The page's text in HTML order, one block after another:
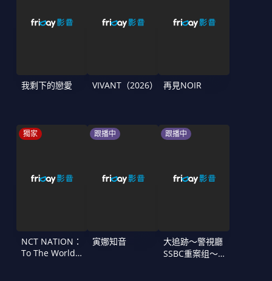
我剩下的戀愛 VIVANT（2026） 再見NOIR
獨家
NCT NATION：
To The World
跟播中
寅娜知音
跟播中
大追跡〜警視廳
SSBC重案组〜